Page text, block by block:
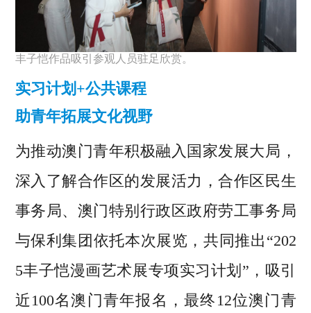
丰子恺作品吸引参观人员驻足欣赏。
实习计划+公共课程
助青年拓展文化视野
为推动澳门青年积极融入国家发展大局，
深入了解合作区的发展活力，合作区民生
事务局、澳门特别行政区政府劳工事务局
与保利集团依托本次展览，共同推出“202
5丰子恺漫画艺术展专项实习计划”，吸引
近100名澳门青年报名，最终12位澳门青